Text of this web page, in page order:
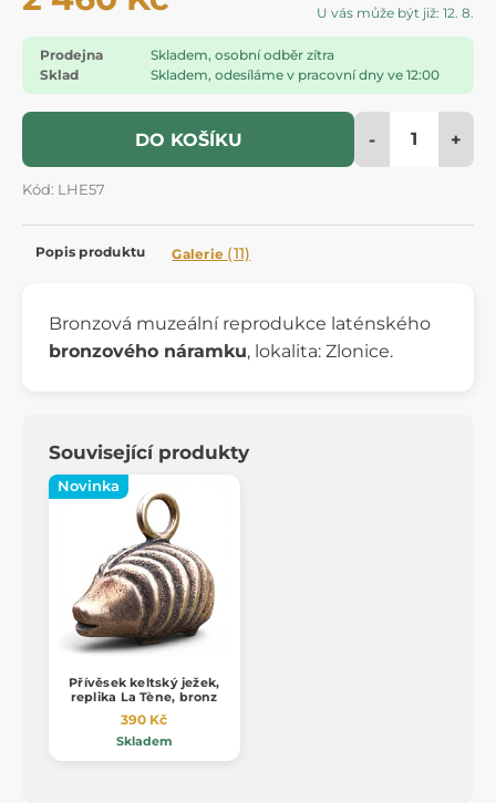
U vás může být již: 12. 8.
Prodejna
Skladem, osobní odběr zítra
Sklad
Skladem, odesíláme v pracovní dny ve 12:00
DO KOŠÍKU - +
Kód: LHE57
Popis produktu Galerie (11)
Bronzová muzeální reprodukce laténského
bronzového náramku, lokalita: Zlonice.
Související produkty
Novinka
Přívěsek keltský ježek,
replika La Tène, bronz
390 Kč
Skladem